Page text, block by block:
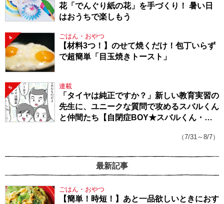
花「でんぐり紙の花」を手づくり！ 暑い日
はおうちで楽しもう
4 ごはん・おやつ
【材料3つ！】のせて焼くだけ！包丁いらず
で超簡単「目玉焼きトースト」
5 連載
「タイヤは純正ですか？」新しい教育実習の
先生に、ユニークな質問で攻めるスバルくん
と仲間たち【自閉症BOY★スバルくん・
（7/31～8/7）
最新記事
ごはん・おやつ
【簡単！時短！】あと一品欲しいときにおす